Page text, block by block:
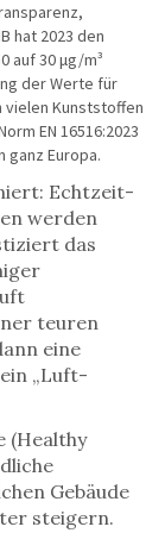
hat 2023 den
auf 30 μg/m³
der Werte für
vielen Kunststoffen
EN 16516:2023
ganz Europa.
Echtzeit-
werden
das
teuren
eine
„Luft-
(Healthy
Gebäude
steigern.